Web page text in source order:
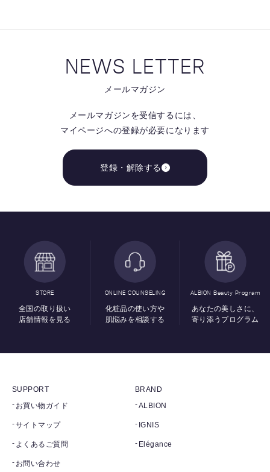
NEWS LETTER
メールマガジン
メールマガジンを受信するには、
マイページへの登録が必要になります
登録・解除する
STORE
全国の取り扱い
店舗情報を見る
ONLINE COUNSELING
化粧品の使い方や
肌悩みを相談する
ALBION Beauty Program
あなたの美しさに、
寄り添うプログラム
SUPPORT
お買い物ガイド
サイトマップ
よくあるご質問
お問い合わせ
BRAND
ALBION
IGNIS
Elégance